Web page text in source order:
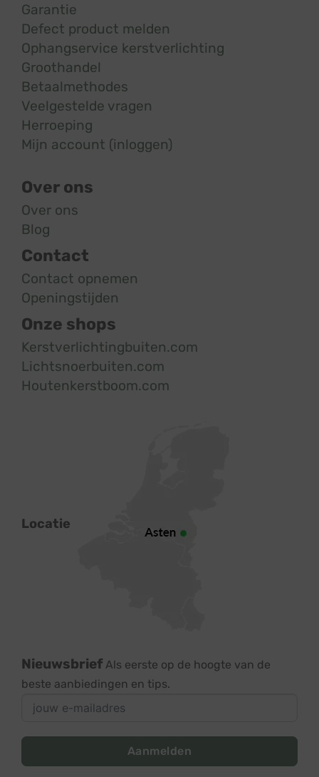
Garantie
Defect product melden
Ophangservice kerstverlichting
Groothandel
Betaalmethodes
Veelgestelde vragen
Herroeping
Mijn account (inloggen)
Over ons
Over ons
Blog
Contact
Contact opnemen
Openingstijden
Onze shops
Kerstverlichtingbuiten.com
Lichtsnoerbuiten.com
Houtenkerstboom.com
Locatie
Nieuwsbrief Als eerste op de hoogte van de
beste aanbiedingen en tips.
Aanmelden